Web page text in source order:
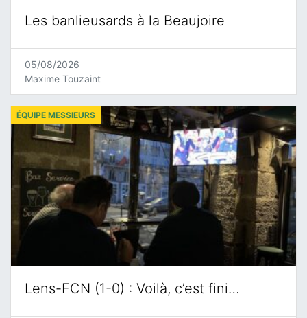
Les banlieusards à la Beaujoire
05/08/2026
Maxime Touzaint
Lens-FCN (1-0) : Voilà, c’est fini…
ÉQUIPE MESSIEURS